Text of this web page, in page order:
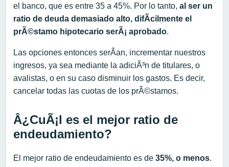
el banco, que es entre 35 a 45%. Por lo tanto, al ser un
ratio de deuda demasiado alto, difÃ­cilmente el
prÃ©stamo hipotecario serÃ¡ aprobado.
Las opciones entonces serÃ­an, incrementar nuestros
ingresos, ya sea mediante la adiciÃ³n de titulares, o
avalistas, o en su caso disminuir los gastos. Es decir,
cancelar todas las cuotas de los prÃ©stamos.
Â¿CuÃ¡l es el mejor ratio de
endeudamiento?
El mejor ratio de endeudamiento es de 35%, o menos.